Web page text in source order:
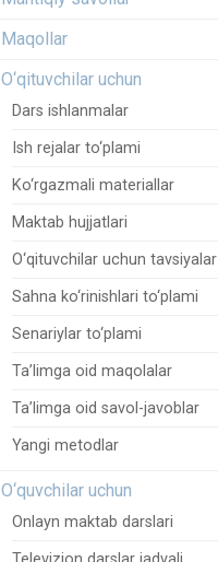
Maqollar
O‘qituvchilar uchun
Dars ishlanmalar
Ish rejalar to‘plami
Ko‘rgazmali materiallar
Maktab hujjatlari
O‘qituvchilar uchun tavsiyalar
Sahna ko‘rinishlari to‘plami
Senariylar to‘plami
Ta’limga oid maqolalar
Ta’limga oid savol-javoblar
Yangi metodlar
O‘quvchilar uchun
Onlayn maktab darslari